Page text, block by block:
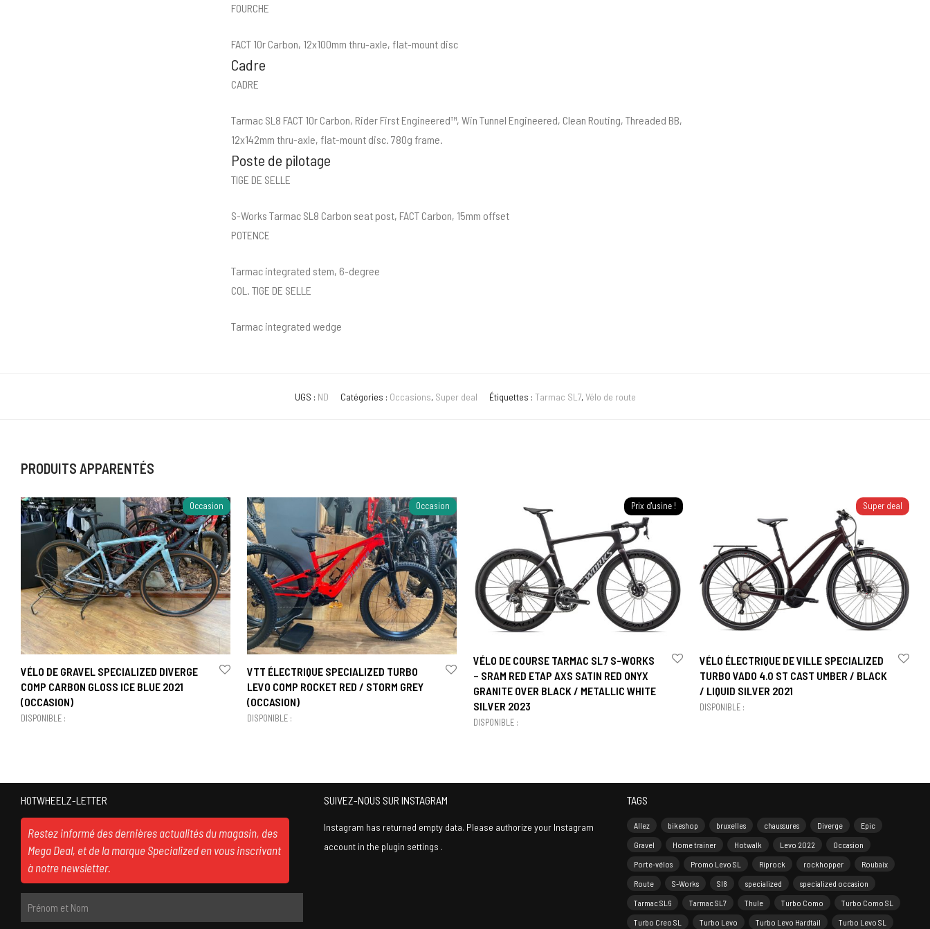
FOURCHE
FACT 10r Carbon, 12x100mm thru-axle, flat-mount disc
Cadre
CADRE
Tarmac SL8 FACT 10r Carbon, Rider First Engineered™, Win Tunnel Engineered, Clean Routing, Threaded BB,
12x142mm thru-axle, flat-mount disc. 780g frame.
Poste de pilotage
TIGE DE SELLE
S-Works Tarmac SL8 Carbon seat post, FACT Carbon, 15mm offset
POTENCE
Tarmac integrated stem, 6-degree
COL. TIGE DE SELLE
Tarmac integrated wedge
UGS : ND Catégories : Occasions, Super deal Étiquettes : Tarmac SL7, Vélo de route
PRODUITS APPARENTÉS
Occasion
VÉLO DE GRAVEL SPECIALIZED DIVERGE
COMP CARBON GLOSS ICE BLUE 2021
(OCCASION)
DISPONIBLE :
Occasion
VTT ÉLECTRIQUE SPECIALIZED TURBO
LEVO COMP ROCKET RED / STORM GREY
(OCCASION)
DISPONIBLE :
Prix d'usine !
VÉLO DE COURSE TARMAC SL7 S-WORKS
– SRAM RED ETAP AXS SATIN RED ONYX
GRANITE OVER BLACK / METALLIC WHITE
SILVER 2023
DISPONIBLE :
Super deal
VÉLO ÉLECTRIQUE DE VILLE SPECIALIZED
TURBO VADO 4.0 ST CAST UMBER / BLACK
/ LIQUID SILVER 2021
DISPONIBLE :
HOTWHEELZ-LETTER
Restez informé des dernières actualités du magasin, des
Mega Deal, et de la marque Specialized en vous inscrivant
à notre newsletter.
SUIVEZ-NOUS SUR INSTAGRAM
Instagram has returned empty data. Please authorize your Instagram
account in the plugin settings .
TAGS
Allez bikeshop bruxelles chaussures Diverge
Epic
Gravel
Home trainer Hotwalk Levo 2022
Occasion
Porte-vélos
Promo Levo SL Riprock rockhopper
Roubaix
Route
S-Works Sl8 specialized
specialized occasion
Tarmac SL6
Tarmac SL7 Thule Turbo Como
Turbo Como SL
Turbo Creo SL
Turbo Levo Turbo Levo Hardtail Turbo Levo SL